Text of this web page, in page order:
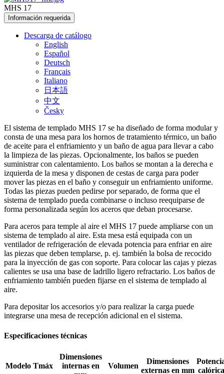
MHS 17
Información requerida
Descarga de catálogo
English
Español
Deutsch
Français
Italiano
日本語
中文
Česky
El sistema de templado MHS 17 se ha diseñado de forma modular y
consta de una mesa para los hornos de tratamiento térmico, un baño
de aceite para el enfriamiento y un baño de agua para llevar a cabo
la limpieza de las piezas. Opcionalmente, los baños se pueden
suministrar con calentamiento. Los baños se montan a la derecha e
izquierda de la mesa y disponen de cestas de carga para poder
mover las piezas en el baño y conseguir un enfriamiento uniforme.
Todas las piezas pueden pedirse por separado, de forma que el
sistema de templado pueda combinarse o incluso reequiparse de
forma personalizada según los aceros que deban procesarse.
Para aceros para temple al aire el MHS 17 puede ampliarse con un
sistema de templado al aire. Esta mesa está equipada con un
ventilador de refrigeración de elevada potencia para enfriar en aire
las piezas que deben templarse, p. ej. también la bolsa de recocido
para la inyección de gas con soporte. Para colocar las cajas y piezas
calientes se usa una base de ladrillo ligero refractario. Los baños de
enfriamiento también pueden fijarse en el sistema de templado al
aire.
Para depositar los accesorios y/o para realizar la carga puede
integrarse una mesa de recepción adicional en el sistema.
Especificaciones técnicas
Modelo Tmáx
Dimensiones
internas en
Volumen
Dimensiones
externas en mm calórica